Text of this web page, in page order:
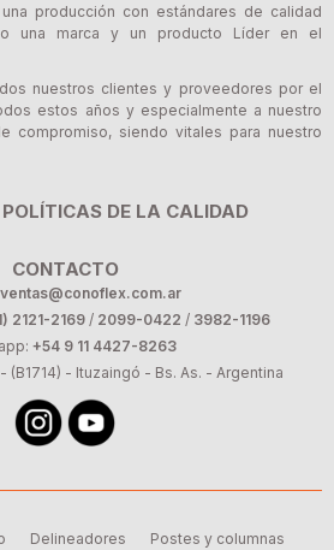
producción con estándares de calidad
una marca y un producto Líder en el
nuestros clientes y proveedores por el
estos años y especialmente a nuestro
compromiso, siendo vitales para nuestro
DE LA CALIDAD
CONTACTO
ventas@conoflex.com.ar
2121-2169 / 2099-0422 / 3982-1196
+54 9 11 4427-8263
(B1714) - Ituzaingó - Bs. As. - Argentina
Delineadores Postes y columnas